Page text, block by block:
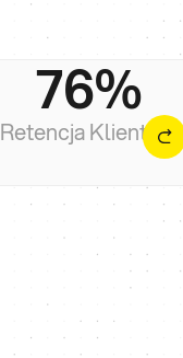
76%
Retencja Klientów
Stawiamy na
współpracę, bo
internetowa to
krok do realnego